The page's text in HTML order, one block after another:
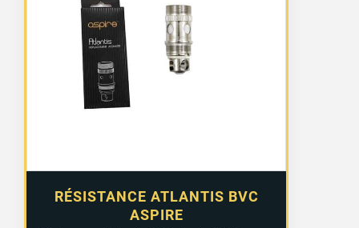
RÉSISTANCE ATLANTIS BVC
ASPIRE